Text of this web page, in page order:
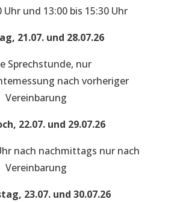
Uhr und 13:00 bis 15:30 Uhr
21.07. und 28.07.26
Sprechstunde, nur
nach vorheriger
Vereinbarung
22.07. und 29.07.26
nach nachmittags nur nach
Vereinbarung
23.07. und 30.07.26